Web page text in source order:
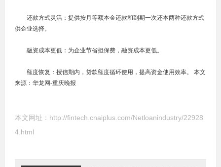
还款方式灵活：提供按月等额本金还款和到期一次还本两种还款方式
供企业选择。
融资成本更低：为企业节省担保费，融资成本更低。
额度恢复：授信期内，贷款额度循环使用，提高资金使用效率。 本文
来源：华龙网-重庆晚报
本文网址： http://fintech.cnaiplus.com/Netloanindustry/22928
4.html